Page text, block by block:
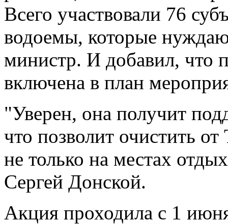
Всего участвовали 76
водоемы, которые
министр. И добавил, что
включена в план
"Уверен, она получит
что позволит очистить
не только на местах
Сергей Донской.
Акция проходила с 1